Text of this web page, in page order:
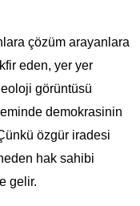
çözüm arayanlara
eden, yer yer
görüntüsü
demokrasinin
özgür iradesi
hak sahibi
gelir.